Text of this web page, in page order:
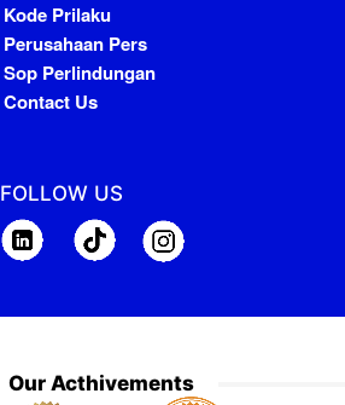
Kode Prilaku
Perusahaan Pers
Sop Perlindungan
Contact Us
FOLLOW US
Our Acthivements